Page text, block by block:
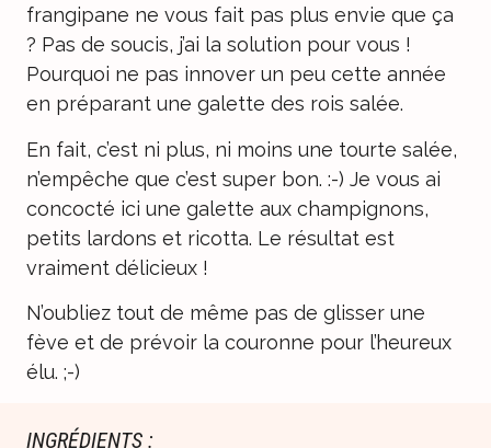
frangipane ne vous fait pas plus envie que ça
? Pas de soucis, j’ai la solution pour vous !
Pourquoi ne pas innover un peu cette année
en préparant une galette des rois salée.
En fait, c’est ni plus, ni moins une tourte salée,
n’empêche que c’est super bon. :-) Je vous ai
concocté ici une galette aux champignons,
petits lardons et ricotta. Le résultat est
vraiment délicieux !
N’oubliez tout de même pas de glisser une
fève et de prévoir la couronne pour l’heureux
élu. ;-)
INGRÉDIENTS :